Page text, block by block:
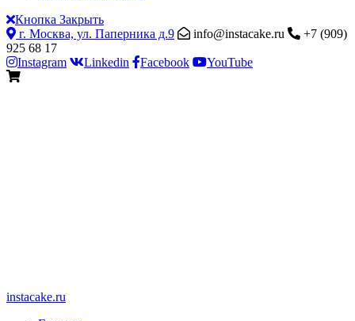
Кнопка Закрыть
г. Москва, ул. Паперника д.9
info@instacake.ru
+7 (909)
925 68 17
Instagram
Linkedin Facebook YouTube
instacake.ru